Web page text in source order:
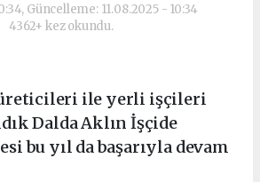
Güncelleme: 11.08.2025 - 10:34
4362+ kez okundu.
üreticileri ile yerli işçileri
Dalda Aklın İşçide
bu yıl da başarıyla devam